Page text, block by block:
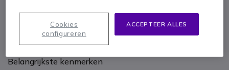
Belangrijkste kenmerken
ACCEPTEER ALLES
Cookies
configureren